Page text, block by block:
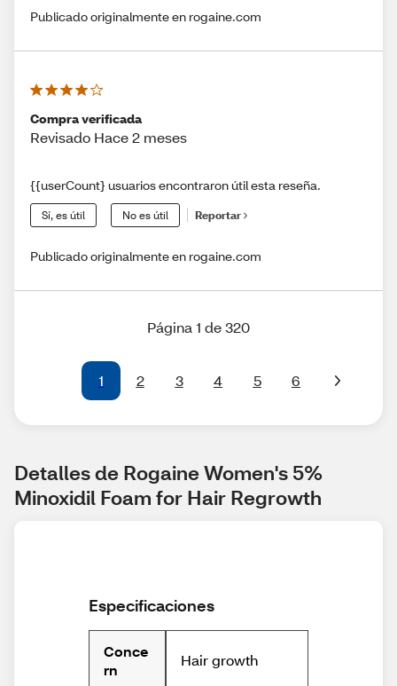
Publicado originalmente en rogaine.com
Compra verificada
Revisado Hace 2 meses
{{userCount} usuarios encontraron útil esta reseña.
Sí, es útil No es útil Reportar
Publicado originalmente en rogaine.com
Página 1 de 320
1 2 3 4 5 6
Detalles de Rogaine Women's 5%
Minoxidil Foam for Hair Regrowth
Especificaciones
Conce
rn
Hair growth